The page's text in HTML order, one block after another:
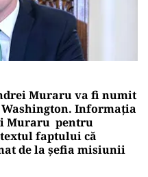
Muraru va fi numit
Informația
Muraru pentru
faptului că
de la șefia misiunii